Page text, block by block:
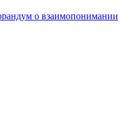
о взаимопонимании